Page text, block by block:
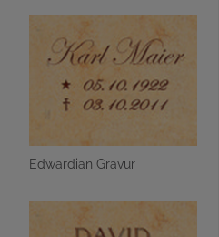
Edwardian Gravur